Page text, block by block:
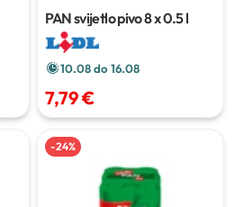
PAN svijetlo pivo8 x 0.5 l
10.08 do 16.08
7,79 €
-24%